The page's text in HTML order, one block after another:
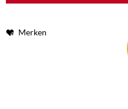
Merken